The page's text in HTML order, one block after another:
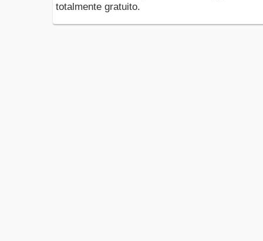
totalmente gratuito.